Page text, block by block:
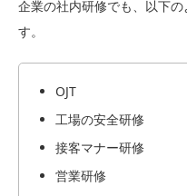
企業の社内研修でも、以下
す。
OJT
工場の安全研修
接客マナー研修
営業研修